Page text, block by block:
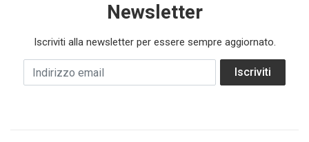
Newsletter
Iscriviti alla newsletter per essere sempre aggiornato.
Indirizzo email Iscriviti